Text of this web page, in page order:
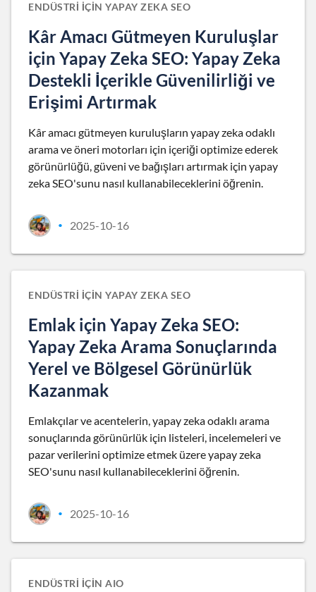
ENDÜSTRI IÇIN YAPAY ZEKA SEO
Kâr Amacı Gütmeyen Kuruluşlar
için Yapay Zeka SEO: Yapay Zeka
Destekli İçerikle Güvenilirliği ve
Erişimi Artırmak
Kâr amacı gütmeyen kuruluşların yapay zeka odaklı
arama ve öneri motorları için içeriği optimize ederek
görünürlüğü, güveni ve bağışları artırmak için yapay
zeka SEO'sunu nasıl kullanabileceklerini öğrenin.
• 2025-10-16
ENDÜSTRI IÇIN YAPAY ZEKA SEO
Emlak için Yapay Zeka SEO:
Yapay Zeka Arama Sonuçlarında
Yerel ve Bölgesel Görünürlük
Kazanmak
Emlakçılar ve acentelerin, yapay zeka odaklı arama
sonuçlarında görünürlük için listeleri, incelemeleri ve
pazar verilerini optimize etmek üzere yapay zeka
SEO'sunu nasıl kullanabileceklerini öğrenin.
• 2025-10-16
ENDÜSTRI IÇIN AIO